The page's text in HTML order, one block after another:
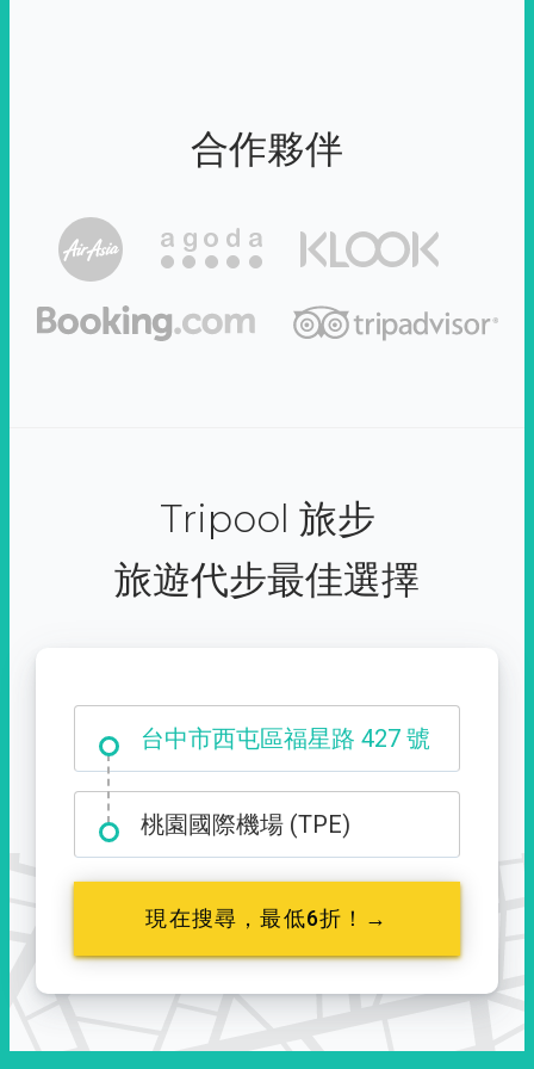
合作夥伴
Tripool 旅步
旅遊代步最佳選擇
台中市西屯區福星路 427 號
桃園國際機場 (TPE)
現在搜尋，最低6折！→